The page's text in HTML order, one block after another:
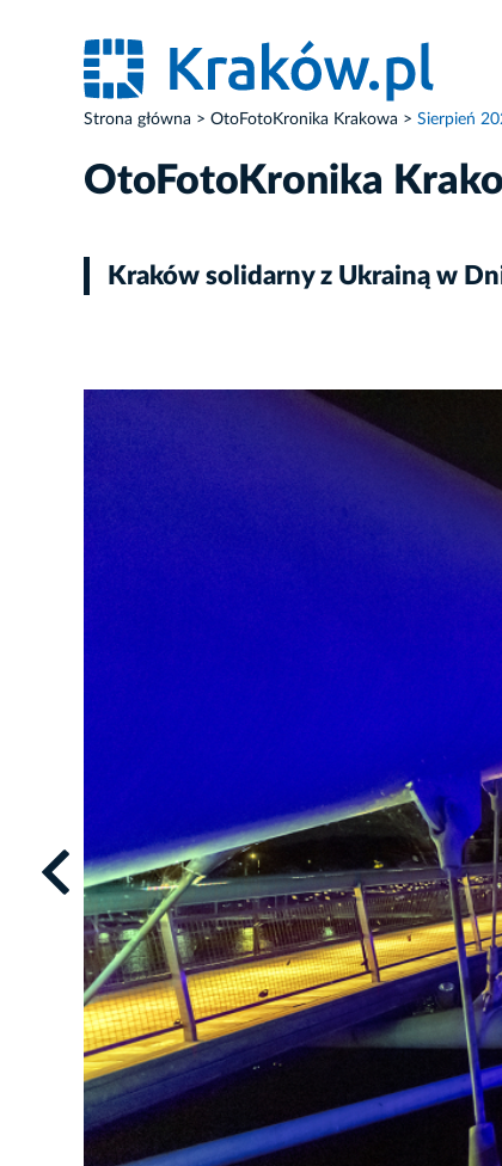
Strona główna OtoFotoKronika Krakowa Sierpień
OtoFotoKronika
Kraków solidarny z Ukrainą w